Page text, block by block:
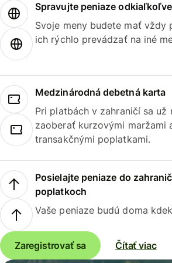
Spravujte peniaze
Svoje meny budete mať vždy
ich rýchlo prevádzať na iné
Medzinárodná debetná karta
Pri platbách v zahraničí sa už
zaoberať kurzovými maržami
transakčnými poplatkami.
Posielajte peniaze do
poplatkoch
Vaše peniaze budú doma
Zaregistrovať sa Čítať viac